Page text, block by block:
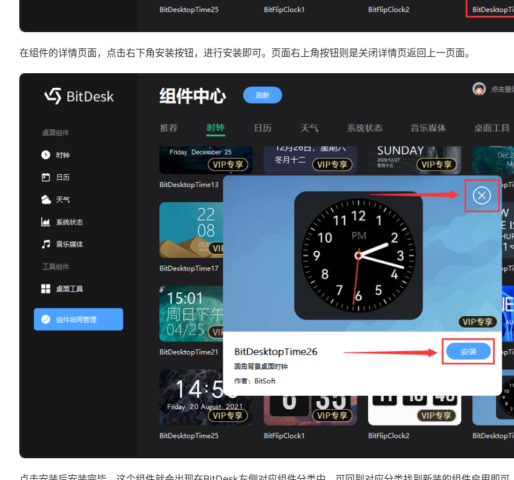
在组件的详情页面，点击右下角安装按钮，进行安装即可。页面右上角按钮则是关闭详情页返回上一页面。